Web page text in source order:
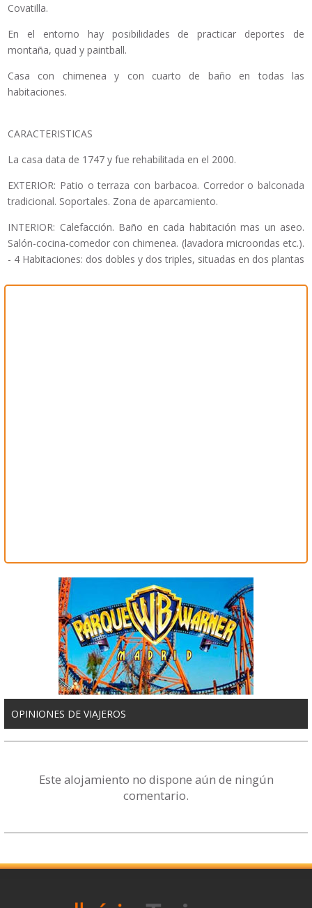
Covatilla.
En el entorno hay posibilidades de practicar deportes de
montaña, quad y paintball.
Casa con chimenea y con cuarto de baño en todas las
habitaciones.
CARACTERISTICAS
La casa data de 1747 y fue rehabilitada en el 2000.
EXTERIOR: Patio o terraza con barbacoa. Corredor o balconada
tradicional. Soportales. Zona de aparcamiento.
INTERIOR: Calefacción. Baño en cada habitación mas un aseo.
Salón-cocina-comedor con chimenea. (lavadora microondas etc.).
- 4 Habitaciones: dos dobles y dos triples, situadas en dos plantas
OPINIONES DE VIAJEROS
Este alojamiento no dispone aún de ningún
comentario.